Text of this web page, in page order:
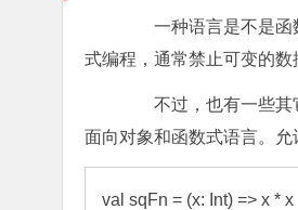
一种语言是不是函数
式编程，通常禁止可变的数
不过，也有一些其它
面向对象和函数式语言。允
val sqFn = (x: Int) => x * x